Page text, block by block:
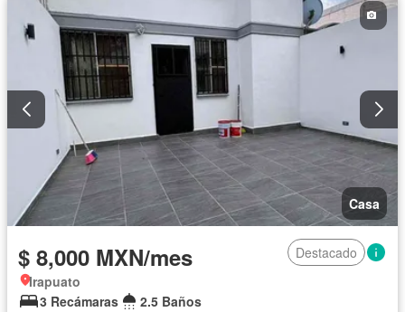
Casa
$ 8,000 MXN/mes
Destacado
Irapuato
3 Recámaras
2.5 Baños